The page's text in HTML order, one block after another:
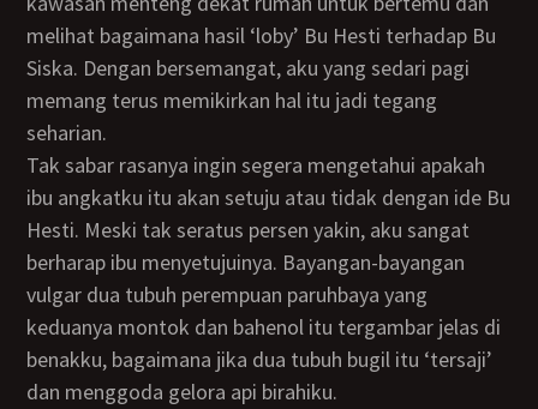
melihat bagaimana hasil ‘loby’ Bu Hesti terhadap Bu
Siska. Dengan bersemangat, aku yang sedari pagi
memang terus memikirkan hal itu jadi tegang
seharian.
Tak sabar rasanya ingin segera mengetahui apakah
ibu angkatku itu akan setuju atau tidak dengan ide Bu
Hesti. Meski tak seratus persen yakin, aku sangat
berharap ibu menyetujuinya. Bayangan-bayangan
vulgar dua tubuh perempuan paruhbaya yang
keduanya montok dan bahenol itu tergambar jelas di
benakku, bagaimana jika dua tubuh bugil itu ‘tersaji’
dan menggoda gelora api birahiku.